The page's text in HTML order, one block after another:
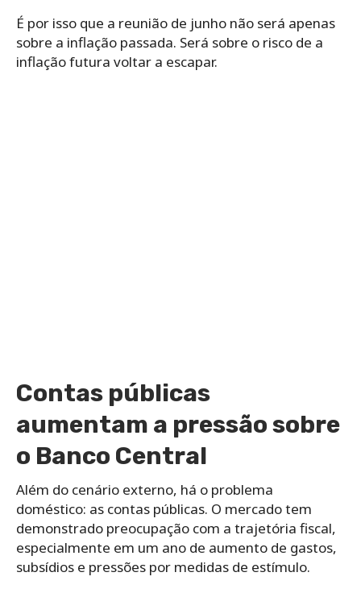
É por isso que a reunião de junho não será apenas
sobre a inflação passada. Será sobre o risco de a
inflação futura voltar a escapar.
Contas públicas
aumentam a pressão sobre
o Banco Central
Além do cenário externo, há o problema
doméstico: as contas públicas. O mercado tem
demonstrado preocupação com a trajetória fiscal,
especialmente em um ano de aumento de gastos,
subsídios e pressões por medidas de estímulo.